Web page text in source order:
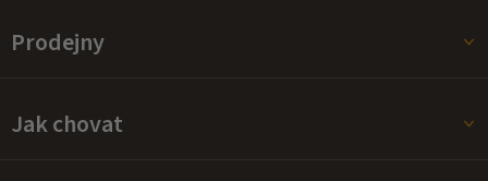
Prodejny
Jak chovat